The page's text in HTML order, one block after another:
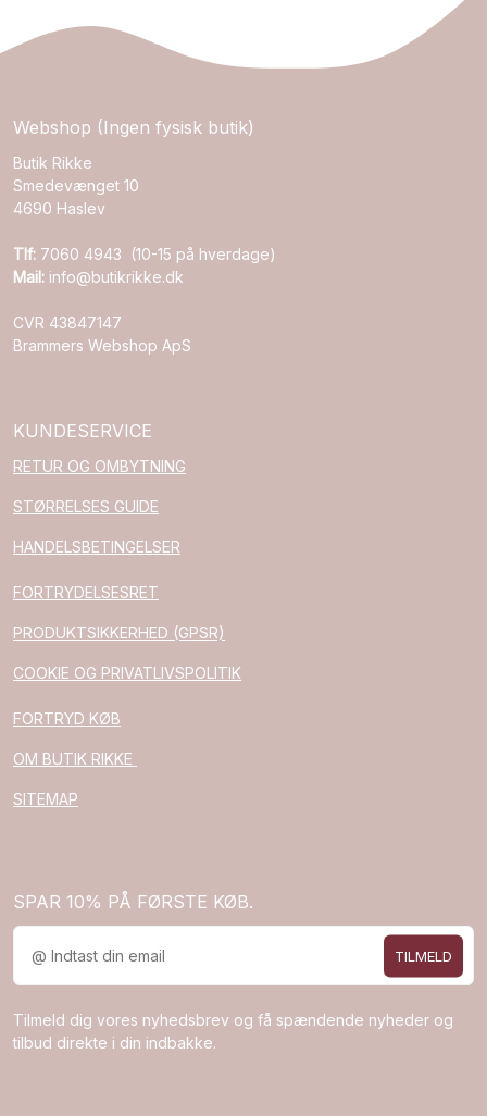
Webshop (Ingen fysisk butik)
Butik Rikke
Smedevænget 10
4690 Haslev
Tlf: 7060 4943 (10-15 på hverdage)
Mail: info@butikrikke.dk
CVR 43847147
Brammers Webshop ApS
KUNDESERVICE
RETUR OG OMBYTNING
STØRRELSES GUIDE
HANDELSBETINGELSER
FORTRYDELSESRET
PRODUKTSIKKERHED (GPSR)
COOKIE OG PRIVATLIVSPOLITIK
FORTRYD KØB
OM BUTIK RIKKE
SITEMAP
SPAR 10% PÅ FØRSTE KØB.
TILMELD
Tilmeld dig vores nyhedsbrev og få spændende nyheder og
tilbud direkte i din indbakke.